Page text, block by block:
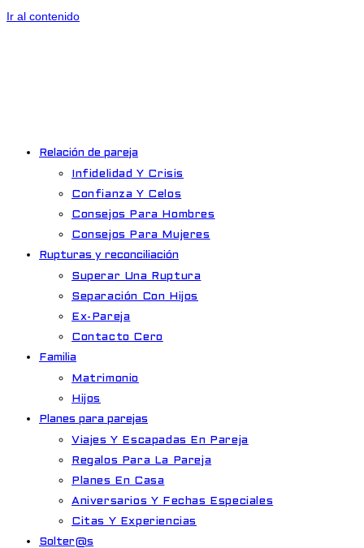
Ir al contenido
Relación de pareja
Infidelidad Y Crisis
Confianza Y Celos
Consejos Para Hombres
Consejos Para Mujeres
Rupturas y reconciliación
Superar Una Ruptura
Separación Con Hijos
Ex-Pareja
Contacto Cero
Familia
Matrimonio
Hijos
Planes para parejas
Viajes Y Escapadas En Pareja
Regalos Para La Pareja
Planes En Casa
Aniversarios Y Fechas Especiales
Citas Y Experiencias
Solter@s